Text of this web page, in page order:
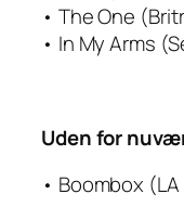
• The One
• In My Arms
Uden for
• Boombox